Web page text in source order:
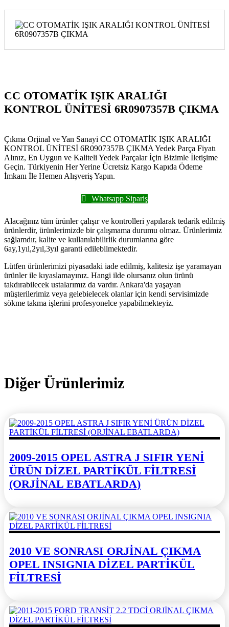
CC OTOMATİK IŞIK ARALIĞI
KONTROL ÜNİTESİ 6R0907357B ÇIKMA
Çıkma Orjinal ve Yan Sanayi CC OTOMATİK IŞIK ARALIĞI
KONTROL ÜNİTESİ 6R0907357B ÇIKMA Yedek Parça Fiyatı
Alınız, En Uygun ve Kaliteli Yedek Parçalar İçin Bizimle İletişime
Geçin. Türkiyenin Her Yerine Ücretsiz Kargo Kapıda Ödeme
İmkanı İle Hemen Alışveriş Yapın.
Whatsapp Sipariş
Alacağınız tüm ürünler çalışır ve kontrolleri yapılarak tedarik edilmiş
ürünlerdir, ürünlerimizde bir çalışmama durumu olmaz. Ürünlerimiz
sağlamdır, kalite ve kullanılabilirlik durumlarına göre
6ay,1yıl,2yıl,3yıl garanti edilebilmektedir.
Lütfen ürünlerimizi piyasadaki iade edilmiş, kalitesiz işe yaramayan
ürünler ile kıyaslamayınız. Hangi ilde olursanız olun ürünü
takdırabilecek ustalarımız da vardır. Ankara'da yaşayan
müşterilerimiz veya gelebielecek olanlar için kendi servisimizde
sökme takma işlerini profesyonelce yapabilmekteyiz.
Diğer Ürünlerimiz
2009-2015 OPEL ASTRA J SIFIR YENİ
ÜRÜN DİZEL PARTİKÜL FİLTRESİ
(ORJİNAL EBATLARDA)
2010 VE SONRASI ORJİNAL ÇIKMA
OPEL INSIGNIA DİZEL PARTİKÜL
FİLTRESİ